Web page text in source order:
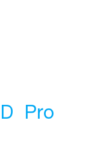
Pro